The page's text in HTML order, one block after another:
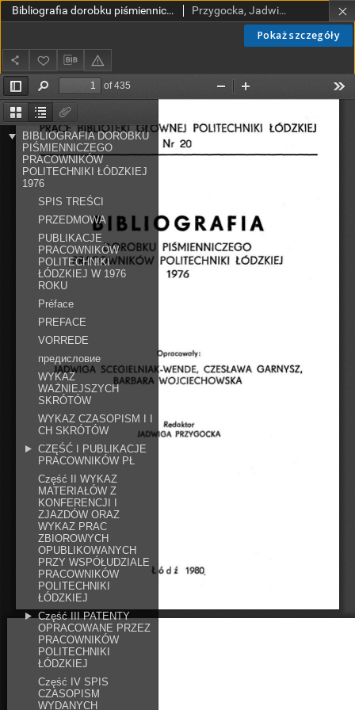
Pokaż szczegóły
Bibliografia dorobku piśmienniczego pracowników Politechniki Łódzkiej nr 20 1976 Przygocka, Jadwiga (red.); Scegielniak-Wende, Jadwiga (opr.); Garnysz, Czesława. Oprac.; Wojciechowska, Barbara (opr.)